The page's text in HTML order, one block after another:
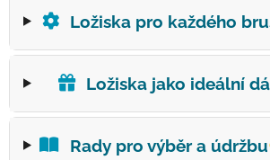
Ložiska pro každého
Ložiska jako ideální
Rady pro výběr a údržbu